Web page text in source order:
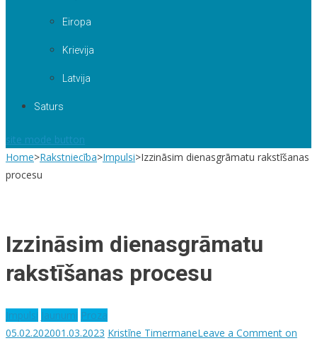
Eiropa
Krievija
Latvija
Saturs
site mode button
Home>Rakstniecība>Impulsi>Izzināsim dienasgrāmatu rakstīšanas
procesu
Izzināsim dienasgrāmatu
rakstīšanas procesu
Impulsi Jaunumi Proza
05.02.202001.03.2023 Kristīne TimermaneLeave a Comment on